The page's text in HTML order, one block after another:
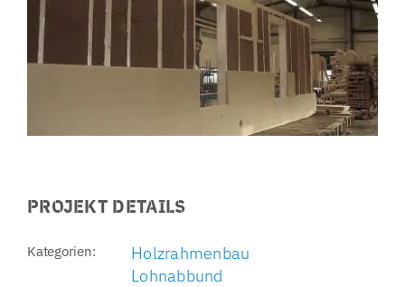
PROJEKT DETAILS
Kategorien:
Holzrahmenbau
Lohnabbund